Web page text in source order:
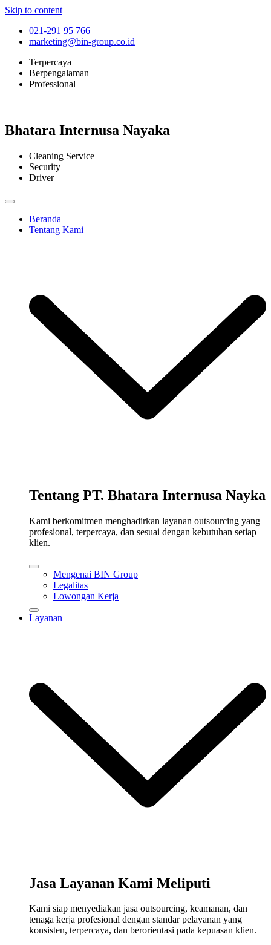
Skip to content
021-291 95 766
marketing@bin-group.co.id
Terpercaya
Berpengalaman
Professional
Bhatara Internusa Nayaka
Cleaning Service
Security
Driver
Beranda
Tentang Kami
Tentang PT. Bhatara Internusa Nayka
Kami berkomitmen menghadirkan layanan outsourcing yang
profesional, terpercaya, dan sesuai dengan kebutuhan setiap
klien.
Mengenai BIN Group
Legalitas
Lowongan Kerja
Layanan
Jasa Layanan Kami Meliputi
Kami siap menyediakan jasa outsourcing, keamanan, dan
tenaga kerja profesional dengan standar pelayanan yang
konsisten, terpercaya, dan berorientasi pada kepuasan klien.